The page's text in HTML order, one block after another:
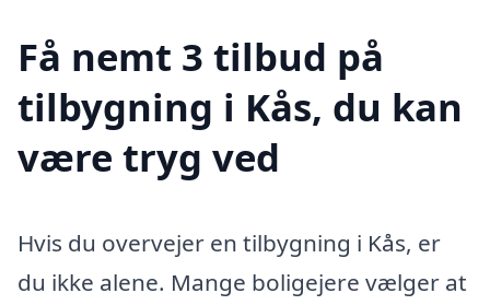
Få nemt 3 tilbud på
tilbygning i Kås, du kan
være tryg ved
Hvis du overvejer en tilbygning i Kås, er
du ikke alene. Mange boligejere vælger at